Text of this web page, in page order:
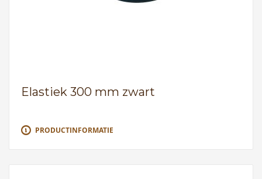
Elastiek 300 mm zwart
PRODUCTINFORMATIE